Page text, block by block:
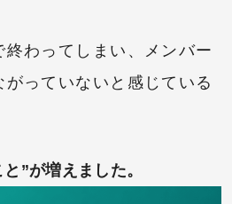
わってしまい、メンバー
っていないと感じている
”が増えました。